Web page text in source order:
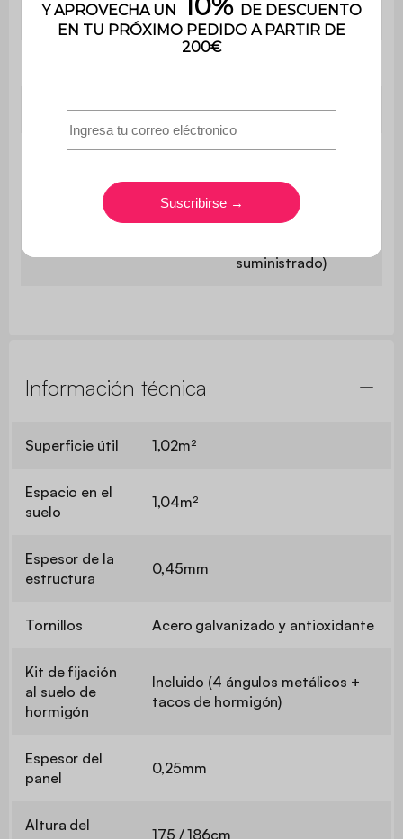
tejado)
(1,36m²)
Interior 129x79cm (1,02m²)
Superficie necesaria para
Posible con
suministrado)
Información técnica
Superficie útil 1,02m²
Espacio en el
suelo
1,04m²
Espesor de la
estructura
0,45mm
Tornillos Acero galvanizado y antioxidante
Kit de fijación
al suelo de
hormigón
Incluido (4 ángulos metálicos +
tacos de hormigón)
Espesor del
panel
0,25mm
Altura del
175 / 186cm